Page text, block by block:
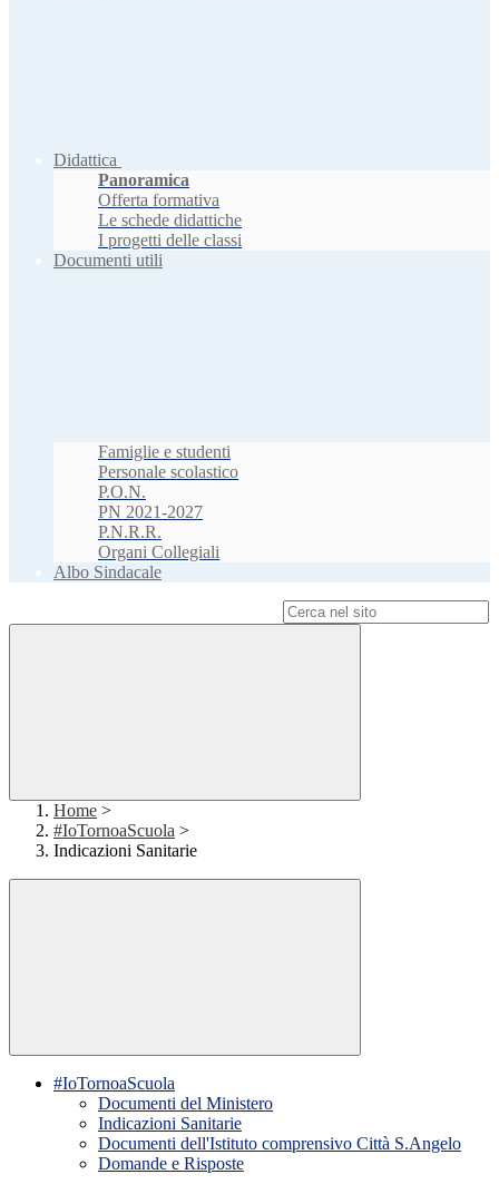
Didattica
Panoramica
Offerta formativa
Le schede didattiche
I progetti delle classi
Documenti utili
Famiglie e studenti
Personale scolastico
P.O.N.
PN 2021-2027
P.N.R.R.
Organi Collegiali
Albo Sindacale
Home >
#IoTornoaScuola >
Indicazioni Sanitarie
#IoTornoaScuola
Documenti del Ministero
Indicazioni Sanitarie
Documenti dell'Istituto comprensivo Città S.Angelo
Domande e Risposte